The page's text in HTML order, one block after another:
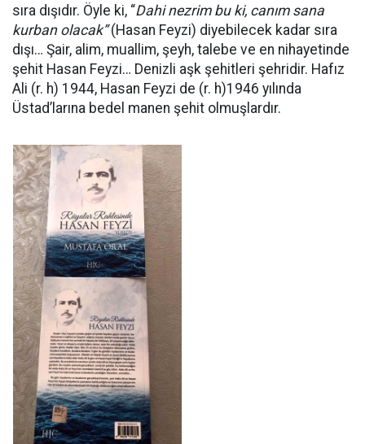
sıra dışıdır. Öyle ki, “Dahi nezrim bu ki, canım sana
kurban olacak”(Hasan Feyzi) diyebilecek kadar sıra
dışı… Şair, alim, muallim, şeyh, talebe ve en nihayetinde
şehit Hasan Feyzi… Denizli aşk şehitleri şehridir. Hafız
Ali (r. h) 1944, Hasan Feyzi de (r. h)1946 yılında
Üstad’larına bedel manen şehit olmuşlardır.